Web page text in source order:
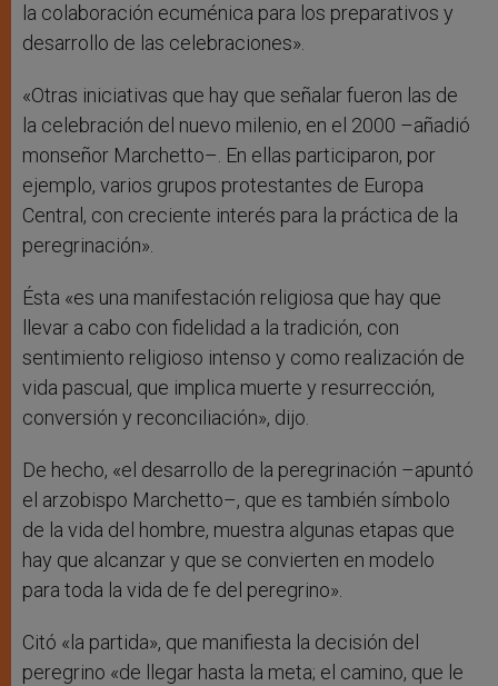
la colaboración ecuménica para los preparativos y
desarrollo de las celebraciones».
«Otras iniciativas que hay que señalar fueron las de
la celebración del nuevo milenio, en el 2000 –añadió
monseñor Marchetto–. En ellas participaron, por
ejemplo, varios grupos protestantes de Europa
Central, con creciente interés para la práctica de la
peregrinación».
Ésta «es una manifestación religiosa que hay que
llevar a cabo con fidelidad a la tradición, con
sentimiento religioso intenso y como realización de
vida pascual, que implica muerte y resurrección,
conversión y reconciliación», dijo.
De hecho, «el desarrollo de la peregrinación –apuntó
el arzobispo Marchetto–, que es también símbolo
de la vida del hombre, muestra algunas etapas que
hay que alcanzar y que se convierten en modelo
para toda la vida de fe del peregrino».
Citó «la partida», que manifiesta la decisión del
peregrino «de llegar hasta la meta; el camino, que le